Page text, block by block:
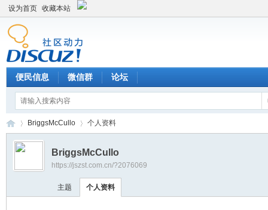
设为首页 收藏本站
便民信息 微信群 论坛
›
BriggsMcCullo 个人资料
BriggsMcCullo
https://jszst.com.cn/?2076069
主题 个人资料